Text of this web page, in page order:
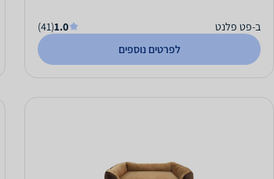
ב-פט פלנט 1.0
(41)
לפרטים נוספים